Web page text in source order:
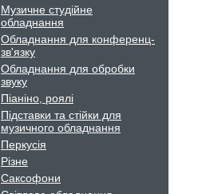
Музичне студійне
обладнання
Обладнання для конференц-
зв'язку
Обладнання для обробки
звуку
Піаніно, роялі
Підставки та стійки для
музичного обладнання
Перкусія
Різне
Саксофони